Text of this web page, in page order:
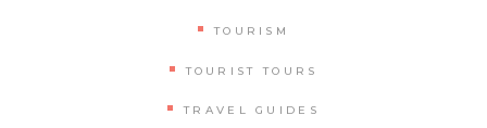
TOURISM
TOURIST TOURS
TRAVEL GUIDES